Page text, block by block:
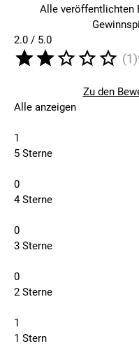
Alle veröffentlichten
2.0 / 5.0
Zu den
Alle anzeigen
1
5 Sterne
0
4 Sterne
0
3 Sterne
0
2 Sterne
1
1 Stern